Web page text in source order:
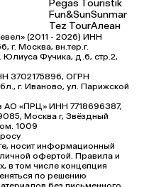
Pegas Touristik
Fun&SunSunmar
Tez TourАлеан
(2011 - 2026) ИНН
г. Москва, вн.тер.г.
Юлиуса Фучика, д.6, стр.2,
3702175896, ОГРН
г. Иваново, ул. Парижской
АО «ПРЦ» ИНН 7718696387,
Москва г, Звёздный
1009
носит информационный
офертой. Правила и
в том числе концепция
по решению